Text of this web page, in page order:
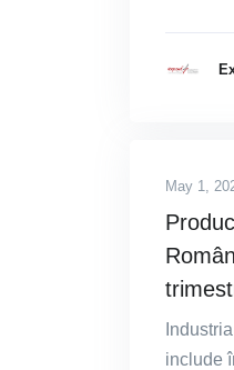
May 1,
include